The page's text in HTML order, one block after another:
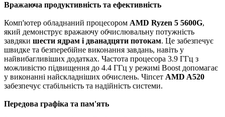
Вражаюча продуктивність та ефективність
Комп'ютер обладнаний процесором AMD Ryzen 5 5600G,
який демонструє вражаючу обчислювальну потужність
завдяки шести ядрам і дванадцяти потокам. Це забезпечує
швидке та безперебійне виконання завдань, навіть у
найвибагливіших додатках. Частота процесора 3.9 ГГц з
можливістю підвищення до 4.4 ГГц у режимі Boost допомагає
у виконанні найскладніших обчислень. Чіпсет AMD A520
забезпечує стабільність та надійність системи.
Передова графіка та пам'ять